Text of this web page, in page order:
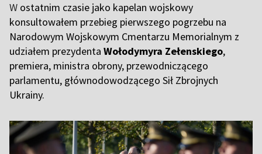
W ostatnim czasie jako kapelan wojskowy
konsultowałem przebieg pierwszego pogrzebu na
Narodowym Wojskowym Cmentarzu Memorialnym z
udziałem prezydenta Wołodymyra Zełenskiego,
premiera, ministra obrony, przewodniczącego
parlamentu, głównodowodzącego Sił Zbrojnych
Ukrainy.